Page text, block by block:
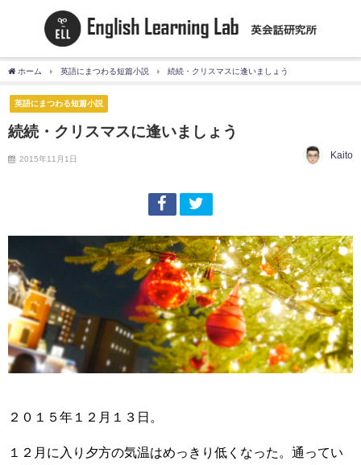
ホーム 英語にまつわる短篇小説 続続・クリスマスに逢いましょう
英語にまつわる短篇小説
続続・クリスマスに逢いましょう
2015年11月1日 Kaito
２０１５年１２月１３日。
１２月に入り夕方の気温はめっきり低くなった。通ってい